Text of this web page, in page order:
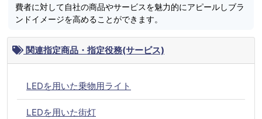
費者に対して自社の商品やサービスを魅力的にアピールしブラ
ンドイメージを高めることができます。
関連指定商品・指定役務(サービス)
LEDを用いた乗物用ライト
LEDを用いた街灯